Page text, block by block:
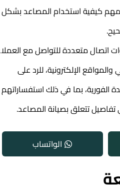
كيفية استخدام المصاعد بشكل
اتصال متعددة للتواصل مع العملاء،
الإلكترونية، للرد على
بما في ذلك استفساراتهم
تتعلق بصيانة المصاعد.
الواتساب